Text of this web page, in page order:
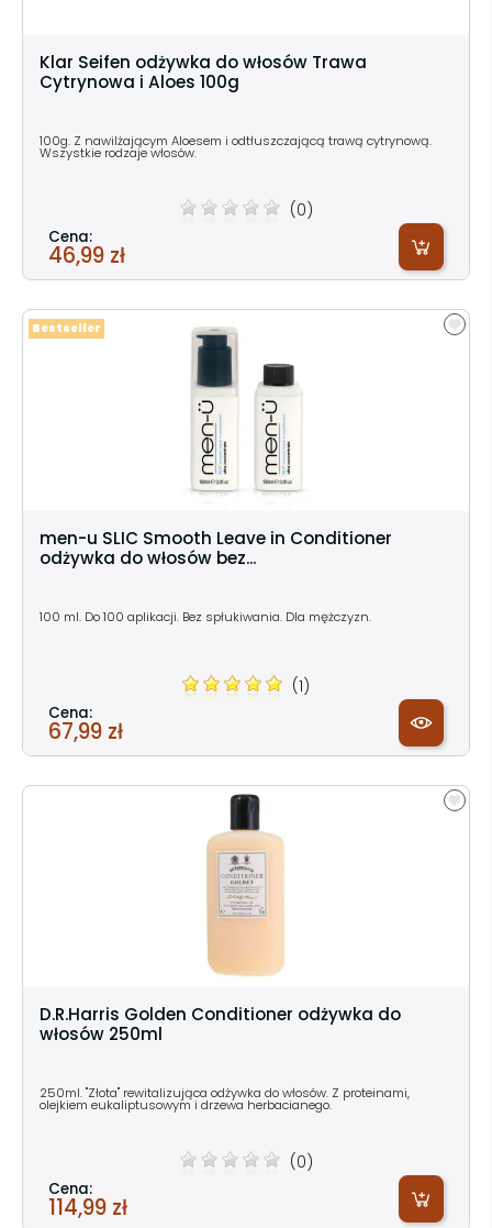
Klar Seifen odżywka do włosów Trawa
Cytrynowa i Aloes 100g
100g. Z nawilżającym Aloesem i odtłuszczającą trawą cytrynową.
Wszystkie rodzaje włosów.
(0)
Cena:
46,99 zł
men-u SLIC Smooth Leave in Conditioner
odżywka do włosów bez...
100 ml. Do 100 aplikacji. Bez spłukiwania. Dla mężczyzn.
(1)
Cena:
67,99 zł
Bestseller
D.R.Harris Golden Conditioner odżywka do
włosów 250ml
250ml. "Złota" rewitalizująca odżywka do włosów. Z proteinami,
olejkiem eukaliptusowym i drzewa herbacianego.
(0)
Cena:
114,99 zł